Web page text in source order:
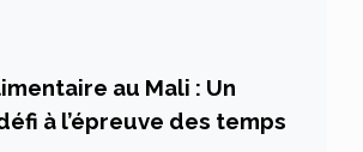
au Mali : Un
à l’épreuve des temps